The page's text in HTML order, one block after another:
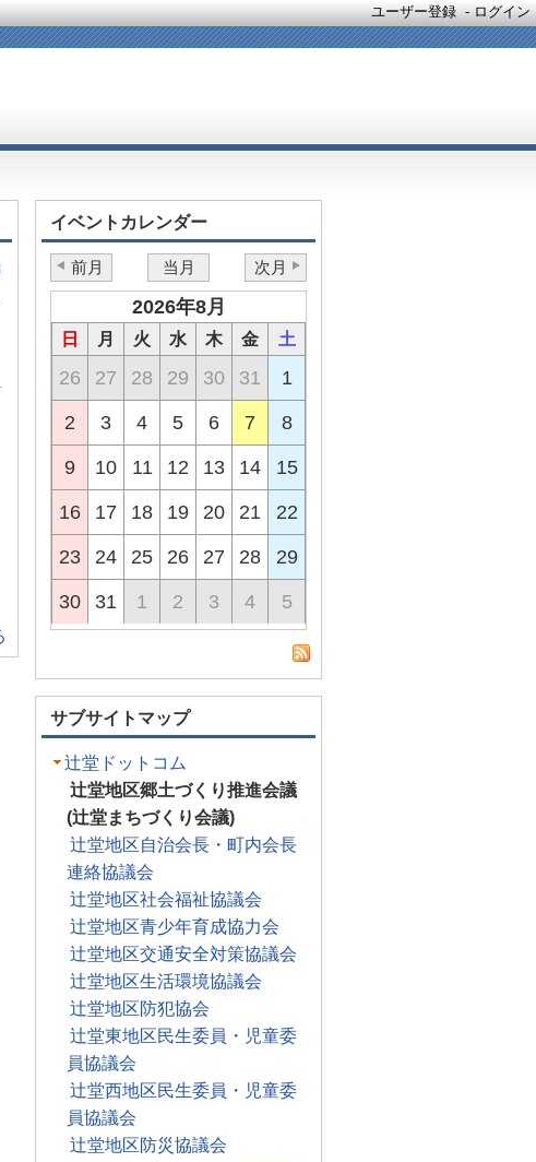
ユーザー登録 -ログイン
イベントカレンダー
前月 当月 次月
2026年8月
日 月 火 水 木 金 土
26 27 28 29 30 31 1
2 3 4 5 6 7 8
9 10 11 12 13 14 15
16 17 18 19 20 21 22
23 24 25 26 27 28 29
30 31 1 2 3 4 5
サブサイトマップ
辻堂ドットコム
辻堂地区郷土づくり推進会議
(辻堂まちづくり会議)
辻堂地区自治会長・町内会長
連絡協議会
辻堂地区社会福祉協議会
辻堂地区青少年育成協力会
辻堂地区交通安全対策協議会
辻堂地区生活環境協議会
辻堂地区防犯協会
辻堂東地区民生委員・児童委
員協議会
辻堂西地区民生委員・児童委
員協議会
辻堂地区防災協議会